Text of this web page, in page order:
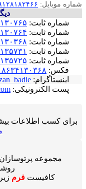
شماره موبایل:
شماره ثابت:
شماره ثابت:
شماره ثابت:
شماره ثابت:
شماره ثابت:
فکس:
اینستاگرام:
پست الکترونیکی:
برای کسب اطلاعات
مجموعه
کافیست فرم